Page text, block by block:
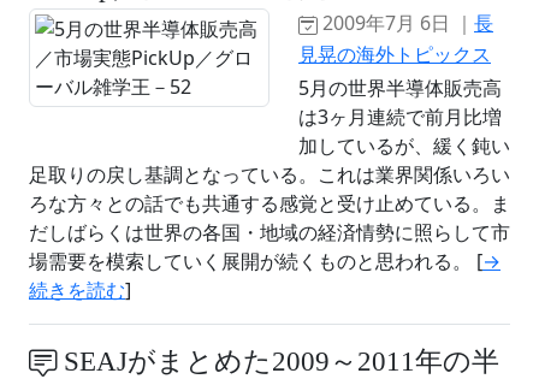
2009年7月 6日 ｜ 長
見晃の海外トピックス
5月の世界半導体販売高
は3ヶ月連続で前月比増
加しているが、緩く鈍い
足取りの戻し基調となっている。これは業界関係いろい
ろな方々との話でも共通する感覚と受け止めている。ま
だしばらくは世界の各国・地域の経済情勢に照らして市
場需要を模索していく展開が続くものと思われる。 [→
続きを読む]
SEAJがまとめた2009～2011年の半